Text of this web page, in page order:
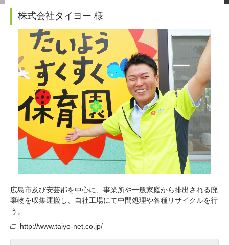
株式会社タイヨー 様
広島市及び安芸郡を中心に、事業所や一般家庭から排出される廃
棄物を収集運搬し、自社工場にて中間処理や各種リサイクルを行
う。
http://www.taiyo-net.co.jp/